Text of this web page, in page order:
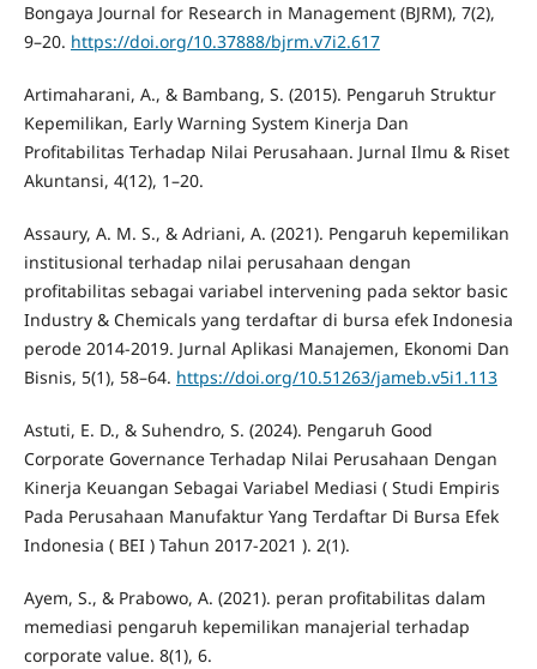
Bongaya Journal for Research in Management (BJRM), 7(2),
9–20. https://doi.org/10.37888/bjrm.v7i2.617
Artimaharani, A., & Bambang, S. (2015). Pengaruh Struktur
Kepemilikan, Early Warning System Kinerja Dan
Profitabilitas Terhadap Nilai Perusahaan. Jurnal Ilmu & Riset
Akuntansi, 4(12), 1–20.
Assaury, A. M. S., & Adriani, A. (2021). Pengaruh kepemilikan
institusional terhadap nilai perusahaan dengan
profitabilitas sebagai variabel intervening pada sektor basic
Industry & Chemicals yang terdaftar di bursa efek Indonesia
perode 2014-2019. Jurnal Aplikasi Manajemen, Ekonomi Dan
Bisnis, 5(1), 58–64. https://doi.org/10.51263/jameb.v5i1.113
Astuti, E. D., & Suhendro, S. (2024). Pengaruh Good
Corporate Governance Terhadap Nilai Perusahaan Dengan
Kinerja Keuangan Sebagai Variabel Mediasi ( Studi Empiris
Pada Perusahaan Manufaktur Yang Terdaftar Di Bursa Efek
Indonesia ( BEI ) Tahun 2017-2021 ). 2(1).
Ayem, S., & Prabowo, A. (2021). peran profitabilitas dalam
memediasi pengaruh kepemilikan manajerial terhadap
corporate value. 8(1), 6.